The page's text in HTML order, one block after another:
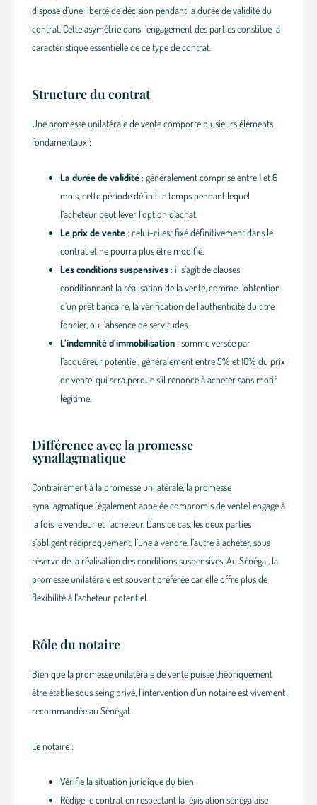
dispose d’une liberté de décision pendant la durée de validité du
contrat. Cette asymétrie dans l’engagement des parties constitue la
caractéristique essentielle de ce type de contrat.
Structure du contrat
Une promesse unilatérale de vente comporte plusieurs éléments
fondamentaux :
La durée de validité: généralement comprise entre 1 et 6
mois, cette période définit le temps pendant lequel
l’acheteur peut lever l’option d’achat.
Le prix de vente: celui-ci est fixé définitivement dans le
contrat et ne pourra plus être modifié.
Les conditions suspensives: il s’agit de clauses
conditionnant la réalisation de la vente, comme l’obtention
d’un prêt bancaire, la vérification de l’authenticité du titre
foncier, ou l’absence de servitudes.
L’indemnité d’immobilisation: somme versée par
l’acquéreur potentiel, généralement entre 5% et 10% du prix
de vente, qui sera perdue s’il renonce à acheter sans motif
légitime.
Différence avec la promesse
synallagmatique
Contrairement à la promesse unilatérale, la promesse
synallagmatique (également appelée compromis de vente) engage à
la fois le vendeur et l’acheteur. Dans ce cas, les deux parties
s’obligent réciproquement, l’une à vendre, l’autre à acheter, sous
réserve de la réalisation des conditions suspensives. Au Sénégal, la
promesse unilatérale est souvent préférée car elle offre plus de
flexibilité à l’acheteur potentiel.
Rôle du notaire
Bien que la promesse unilatérale de vente puisse théoriquement
être établie sous seing privé, l’intervention d’un notaire est vivement
recommandée au Sénégal.
Le notaire :
Vérifie la situation juridique du bien
Rédige le contrat en respectant la législation sénégalaise